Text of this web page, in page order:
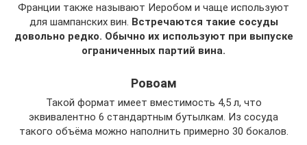
Франции также называют Иеробом и чаще используют
для шампанских вин. Встречаются такие сосуды
довольно редко. Обычно их используют при выпуске
ограниченных партий вина.
Ровоам
Такой формат имеет вместимость 4,5 л, что
эквивалентно 6 стандартным бутылкам. Из сосуда
такого объёма можно наполнить примерно 30 бокалов.